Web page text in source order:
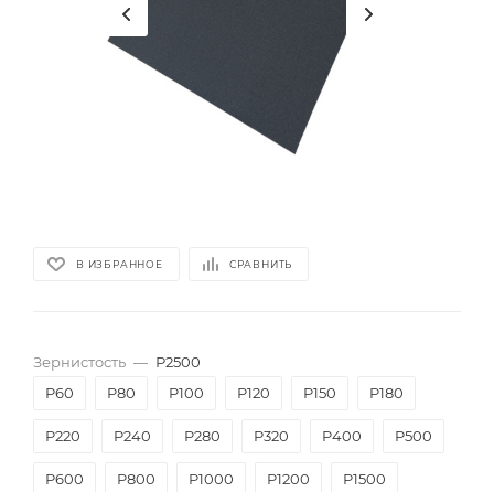
В ИЗБРАННОЕ СРАВНИТЬ
Зернистость — Р2500
P60
P80 P100 P120 P150 P180
P220 P240 P280 P320 P400 P500
P600 P800 P1000 P1200 P1500